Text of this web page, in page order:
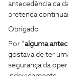
antecedência da
pretenda
Obrigado
Por “alguma
gostava de ter
segurança da